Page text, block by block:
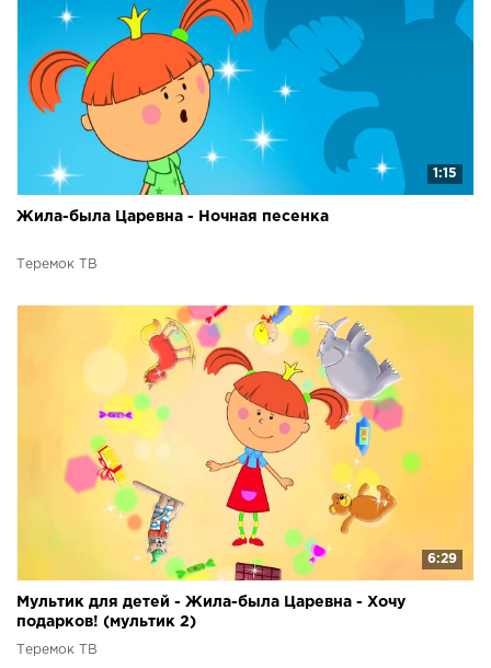
1:15
Жила-была Царевна - Ночная песенка
Теремок ТВ
6:29
Мультик для детей - Жила-была Царевна - Хочу
подарков! (мультик 2)
Теремок ТВ